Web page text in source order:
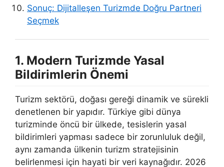
Sonuç: Dijitalleşen Turizmde Doğru Partneri
Seçmek
1. Modern Turizmde Yasal
Bildirimlerin Önemi
Turizm sektörü, doğası gereği dinamik ve sürekli
denetlenen bir yapıdır. Türkiye gibi dünya
turizminde öncü bir ülkede, tesislerin yasal
bildirimleri yapması sadece bir zorunluluk değil,
aynı zamanda ülkenin turizm stratejisinin
belirlenmesi için hayati bir veri kaynağıdır. 2026